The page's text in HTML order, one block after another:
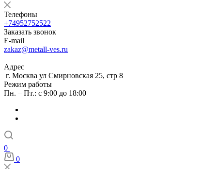
Телефоны
+74952752522
Заказать звонок
E-mail
zakaz@metall-ves.ru
Адрес
г. Москва ул Смирновская 25, стр 8
Режим работы
Пн. – Пт.: с 9:00 до 18:00
0
0